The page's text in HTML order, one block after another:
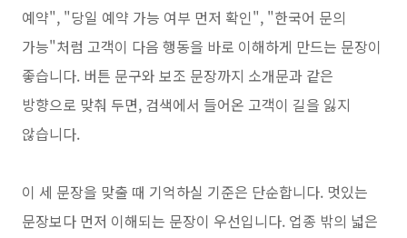
예약", "당일 예약 가능 여부 먼저 확인", "한국어 문의
가능"처럼 고객이 다음 행동을 바로 이해하게 만드는 문장이
좋습니다. 버튼 문구와 보조 문장까지 소개문과 같은
방향으로 맞춰 두면, 검색에서 들어온 고객이 길을 잃지
않습니다.
이 세 문장을 맞출 때 기억하실 기준은 단순합니다. 멋있는
문장보다 먼저 이해되는 문장이 우선입니다. 업종 밖의 넓은